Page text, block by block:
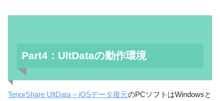
Part4：UltDataの動作環境
TenorShare UltData – iOSデータ復元のPCソフトはWindowsと